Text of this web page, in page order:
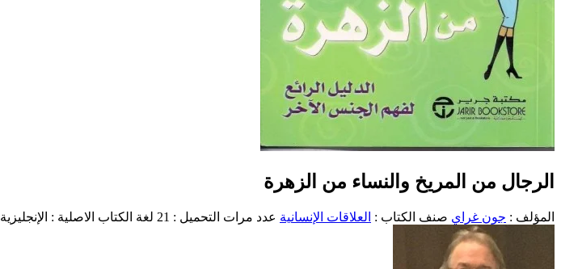
الرجال من المريخ والنساء من الزهرة
المؤلف : جون غراي صنف الكتاب : العلاقات الإنسانية عدد مرات التحميل : 21 لغة الكتاب الاصلية : الإنجليزية